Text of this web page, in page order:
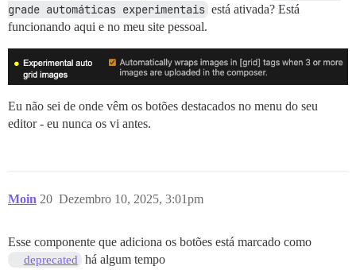
grade automáticas experimentais está ativada? Está
funcionando aqui e no meu site pessoal.
Eu não sei de onde vêm os botões destacados no menu do seu
editor - eu nunca os vi antes.
Moin Dezembro 10, 2025, 3:01pm
20
Esse componente que adiciona os botões está marcado como
deprecated há algum tempo